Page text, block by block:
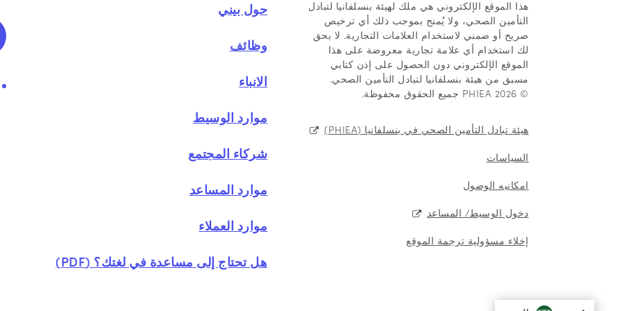
حول بيني
وظائف
الانباء
موارد الوسيط
شركاء المجتمع
موارد المساعد
موارد العملاء
هل تحتاج إلى مساعدة في لغتك؟ (PDF)
هذا الموقع الإلكتروني هي ملك لهيئة بنسلفانيا لتبادل
التأمين الصحي، ولا يُمنح بموجب ذلك أي ترخيص
صريح أو ضمني لاستخدام العلامات التجارية. لا يحق
لك استخدام أي علامة تجارية معروضة على هذا
الموقع الإلكتروني دون الحصول على إذن كتابي
مسبق من هيئة بنسلفانيا لتبادل التأمين الصحي.
© 2026 PHIEA جميع الحقوق محفوظة.
هيئة تبادل التأمين الصحي في بنسلفانيا (PHIEA)
السياسات
امكانيه الوصول
دخول الوسيط/ المساعد
إخلاء مسؤولية ترجمة الموقع